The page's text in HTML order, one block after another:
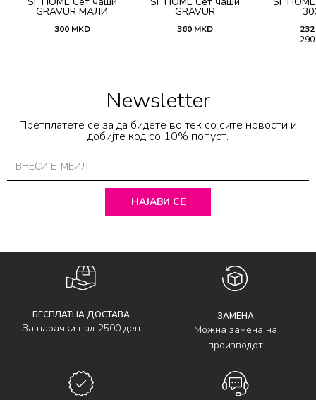
GRAVUR МАЛИ
300 MKD
GRAVUR
360 MKD
232
290
Newsletter
Претплатете се за да бидете во тек со сите новости и
добијте код со 10% попуст.
НАЈАВИ СЕ
БЕСПЛАТНА ДОСТАВА
За нарачки над 2500 ден
ЗАМЕНА
Можна замена на
производот